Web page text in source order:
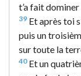
t’a fait dominer
39 Et après toi
puis un
sur toute la
40Et un